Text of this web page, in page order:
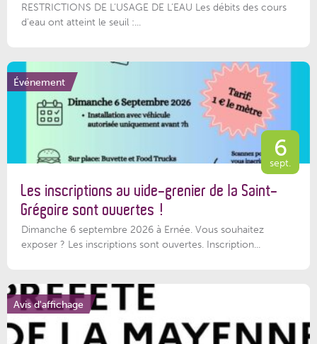
RESTRICTIONS DE L’USAGE DE L’EAU Les débits des cours
d'eau ont atteint le seuil :...
Événement
6
sept.
Les inscriptions au vide-grenier de la Saint-
Grégoire sont ouvertes !
Dimanche 6 septembre 2026 à Ernée. Vous souhaitez
exposer ? Les inscriptions sont ouvertes. Inscription...
Avis d'affichage